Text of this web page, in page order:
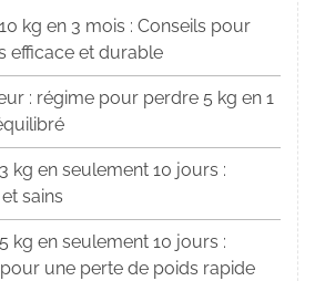
kg en 3 mois : Conseils pour
efficace et durable
: régime pour perdre 5 kg en 1
kg en seulement 10 jours :
sains
kg en seulement 10 jours :
une perte de poids rapide